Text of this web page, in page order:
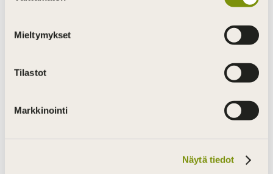
Mieltymykset
Tilastot
Markkinointi
Näytä tiedot